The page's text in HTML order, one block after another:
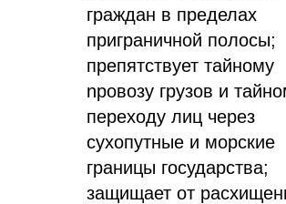
граждан в пределах
приграничной полосы;
препятствует тайному
npoвoзy грузов и
переходу лиц через
сухопутные и морские
границы государства;
защищает от